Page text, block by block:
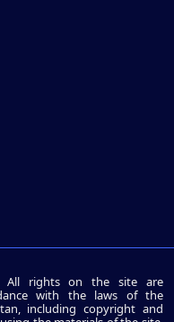
All rights on the site are
with the laws of the
including copyright and